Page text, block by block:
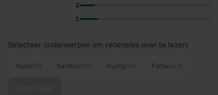
2
1
Selecteer onderwerpen om recensies over te lezen:
Ruim Sanitair Rustig Fietsen